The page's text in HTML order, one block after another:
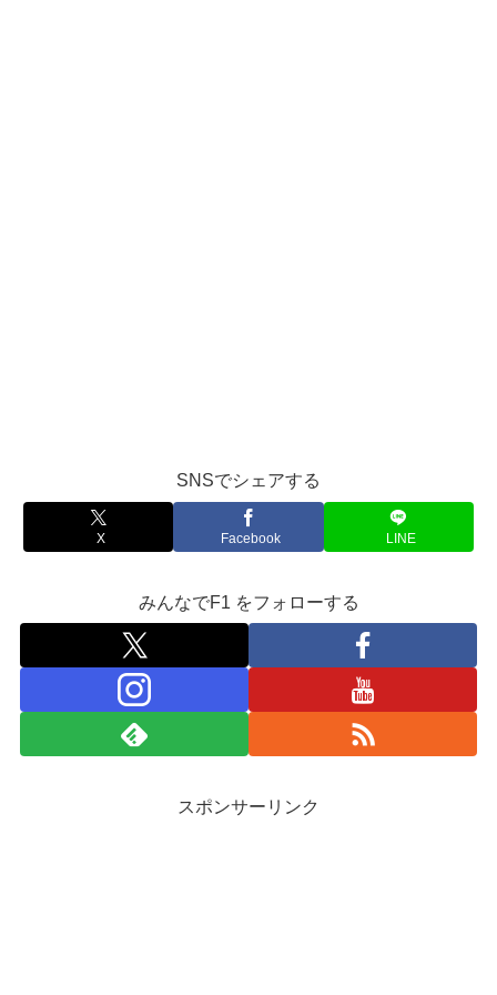
SNSでシェアする
X Facebook LINE
みんなでF1 をフォローする
スポンサーリンク